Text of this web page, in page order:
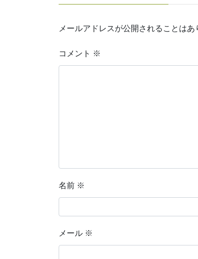
メールアドレスが公開されることはあ
コメント ※
名前 ※
メール ※